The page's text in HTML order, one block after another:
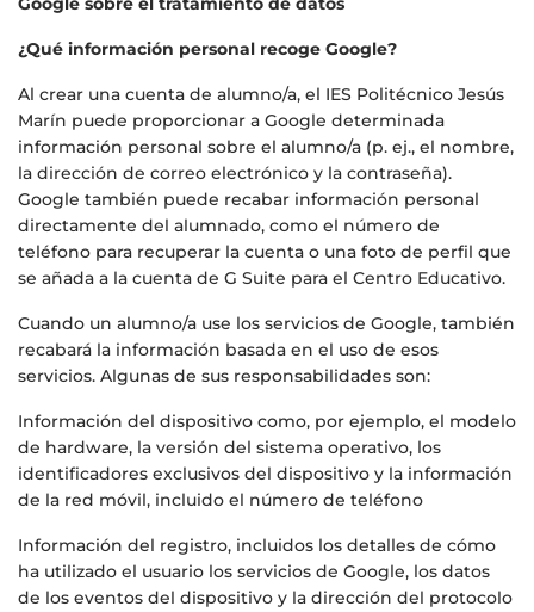
¿Qué información personal recoge Google?
Al crear una cuenta de alumno/a, el IES Politécnico Jesús
Marín puede proporcionar a Google determinada
información personal sobre el alumno/a (p. ej., el nombre,
la dirección de correo electrónico y la contraseña).
Google también puede recabar información personal
directamente del alumnado, como el número de
teléfono para recuperar la cuenta o una foto de perfil que
se añada a la cuenta de G Suite para el Centro Educativo.
Cuando un alumno/a use los servicios de Google, también
recabará la información basada en el uso de esos
servicios. Algunas de sus responsabilidades son:
Información del dispositivo como, por ejemplo, el modelo
de hardware, la versión del sistema operativo, los
identificadores exclusivos del dispositivo y la información
de la red móvil, incluido el número de teléfono
Información del registro, incluidos los detalles de cómo
ha utilizado el usuario los servicios de Google, los datos
de los eventos del dispositivo y la dirección del protocolo